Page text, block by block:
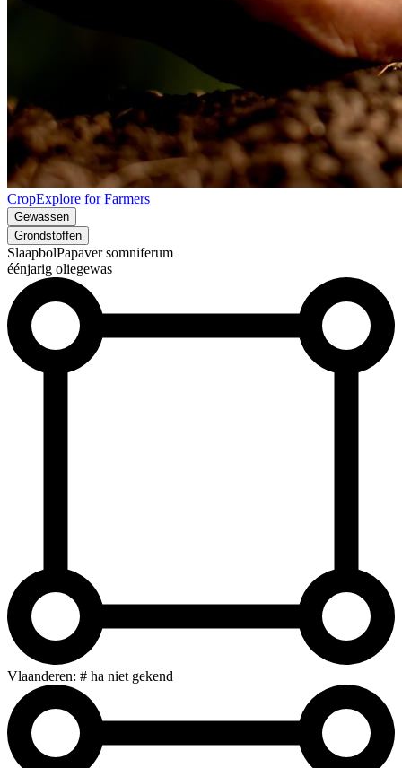
CropExplore for Farmers
Gewassen
Grondstoffen
SlaapbolPapaver somniferum
éénjarig oliegewas
Vlaanderen: # ha niet gekend